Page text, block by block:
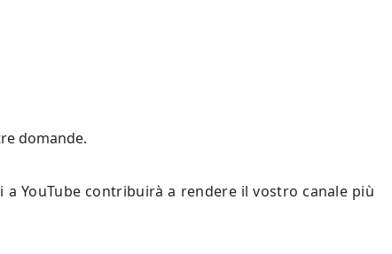
domande.
YouTube contribuirà a rendere il vostro canale più